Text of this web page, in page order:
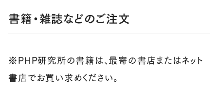
書籍・雑誌などのご注文
※PHP研究所の書籍は、最寄の書店またはネット
書店でお買い求めください。